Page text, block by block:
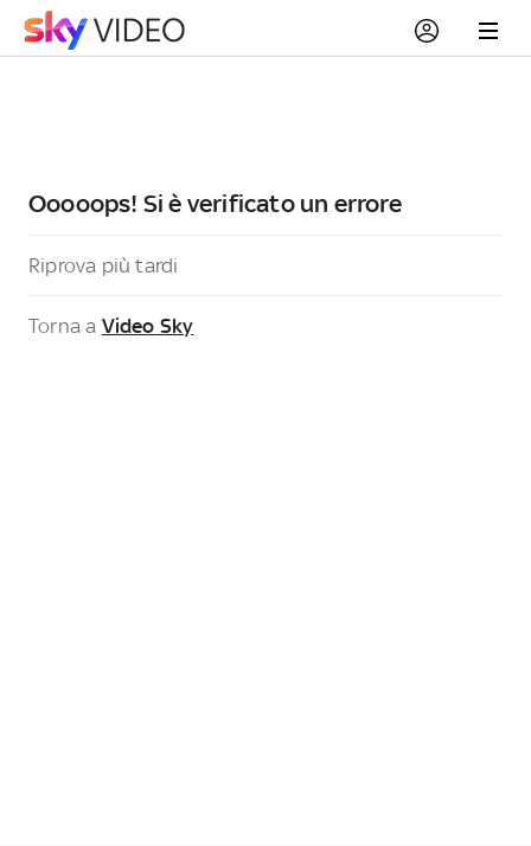
Ooooops! Si è verificato un errore
Riprova più tardi
Torna a Video Sky